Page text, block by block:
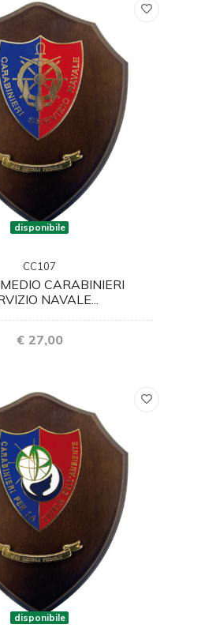
disponibile
CC107
CARABINIERI
NAVALE...
€ 27,00
disponibile